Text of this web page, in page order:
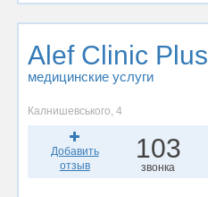
Alef Clinic Plus
медицинские услуги
Калнишевського, 4
Добавить
отзыв
103
звонка